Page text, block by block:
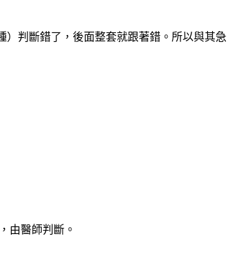
）判斷錯了，後面整套就跟著錯。所以與其急
由醫師判斷。